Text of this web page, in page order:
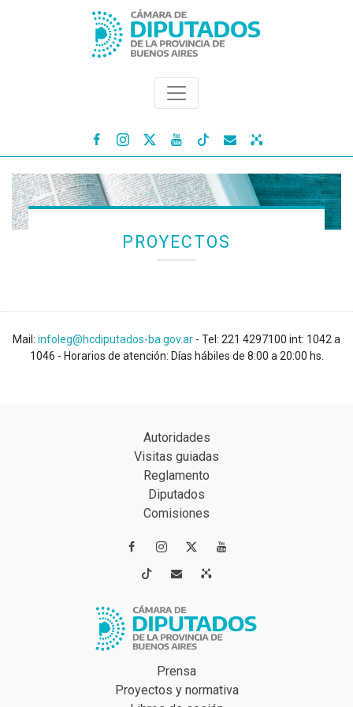
   
PROYECTOS
Mail: infoleg@hcdiputados-ba.gov.ar - Tel: 221 4297100 int: 1042 a
1046 - Horarios de atención: Días hábiles de 8:00 a 20:00 hs.
Autoridades
Visitas guiadas
Reglamento
Diputados
Comisiones
 
 
Prensa
Proyectos y normativa